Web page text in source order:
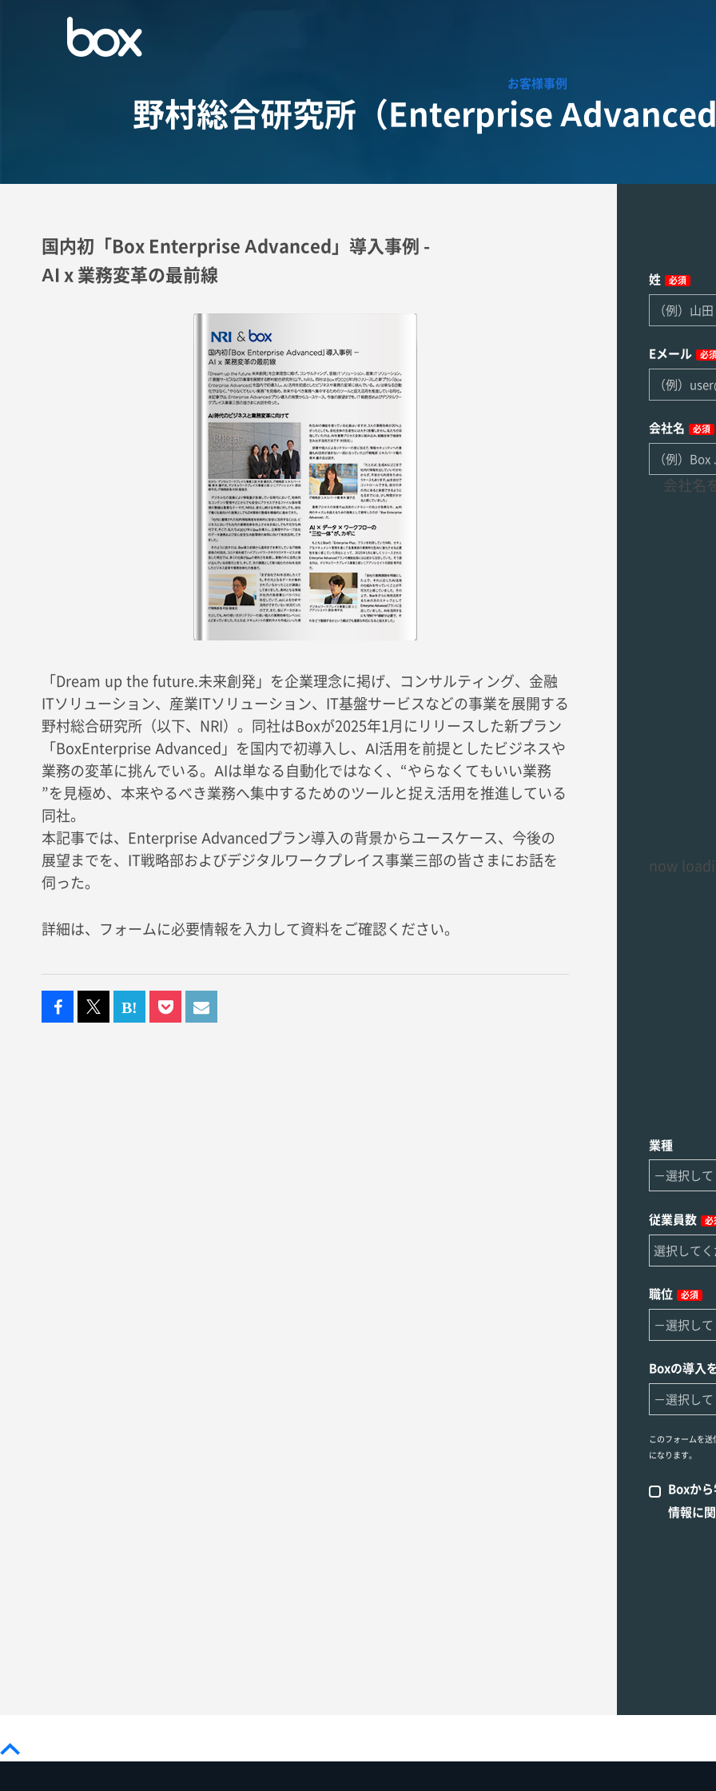
お客様事例
野村総合研究所（Enterprise
国内初「Box Enterprise Advanced」導入事例 -
AI x 業務変革の最前線
「Dream up the future.未来創発」を企業理念に掲げ、コンサルティング、金融
ITソリューション、産業ITソリューション、IT基盤サービスなどの事業を展開する
野村総合研究所（以下、NRI）。同社はBoxが2025年1月にリリースした新プラン
「BoxEnterprise Advanced」を国内で初導入し、AI活用を前提としたビジネスや
業務の変革に挑んでいる。AIは単なる自動化ではなく、“やらなくてもいい業務
”を見極め、本来やるべき業務へ集中するためのツールと捉え活用を推進している
同社。
本記事では、Enterprise Advancedプラン導入の背景からユースケース、今後の
展望までを、IT戦略部およびデジタルワークプレイス事業三部の皆さまにお話を
伺った。
詳細は、フォームに必要情報を入力して資料をご確認ください。
姓 必須
Eメール 必
会社名 必須
会社名
now
業種
従業員数 必
職位 必須
Boxの導入
このフォームを送
になります。
Boxか
情報に